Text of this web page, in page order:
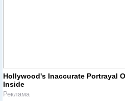
Hollywood's Inaccurate Portrayal
Inside
Реклама